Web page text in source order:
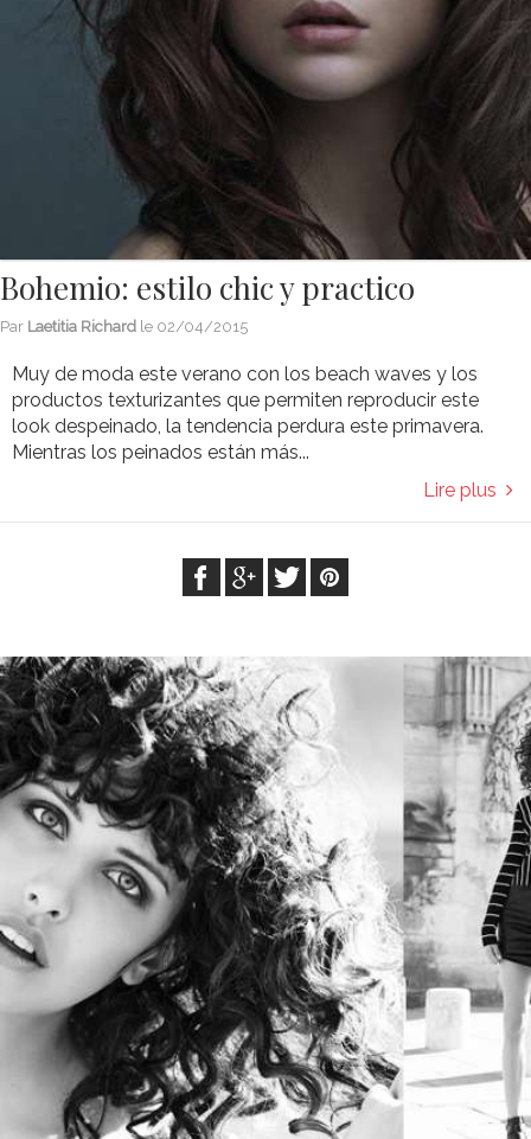
Bohemio: estilo chic y practico
Par Laetitia Richard le 02/04/2015
Muy de moda este verano con los beach waves y los
productos texturizantes que permiten reproducir este
look despeinado, la tendencia perdura este primavera.
Mientras los peinados están más...
Lire plus